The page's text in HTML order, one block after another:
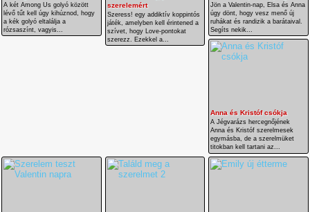
A két Among Us golyó között
lévő tűt kell úgy kihúznod, hogy
a kék golyó eltalálja a
rózsaszínt, vagyis...
szerelemért
Szeress! egy addiktív koppintós
játék, amelyben kell érintened a
szívet, hogy Love-pontokat
szerezz. Ezekkel a...
Jön a Valentin-nap, Elsa és Anna
úgy dönt, hogy vesz menő új
ruhákat és randizik a barátaival.
Segíts nekik...
Anna és Kristóf csókja
A Jégvarázs hercegnőjének
Anna és Kristóf szerelmesek
egymásba, de a szerelmüket
titokban kell tartani az...